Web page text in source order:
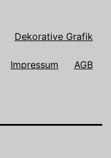
Dekorative Grafik
Impressum AGB